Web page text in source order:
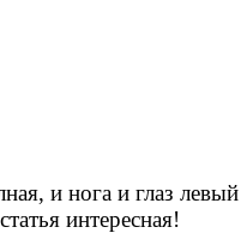
и нога и глаз левый
интересная!